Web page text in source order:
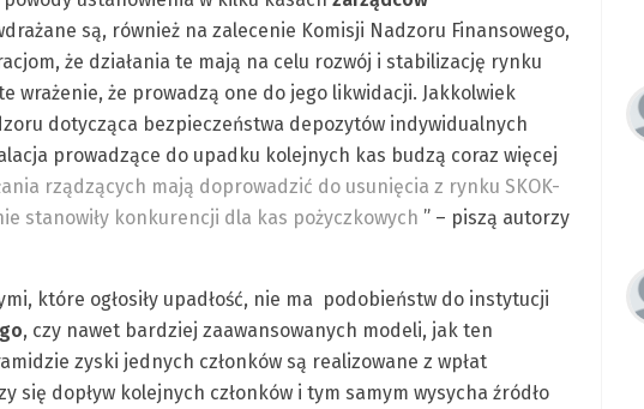
są, również na zalecenie Komisji Nadzoru Finansowego,
że działania te mają na celu rozwój i stabilizację rynku
wrażenie, że prowadzą one do jego likwidacji. Jakkolwiek
dotycząca bezpieczeństwa depozytów indywidualnych
prowadzące do upadku kolejnych kas budzą coraz więcej
rządzących mają doprowadzić do usunięcia z rynku SKOK-
stanowiły konkurencji dla kas pożyczkowych ” – piszą autorzy
które ogłosiły upadłość, nie ma podobieństw do instytucji
, czy nawet bardziej zaawansowanych modeli, jak ten
zyski jednych członków są realizowane z wpłat
się dopływ kolejnych członków i tym samym wysycha źródło